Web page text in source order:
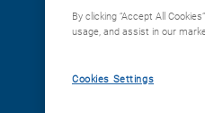
By clicking “Accept All
usage, and assist in our
Cookies Settings